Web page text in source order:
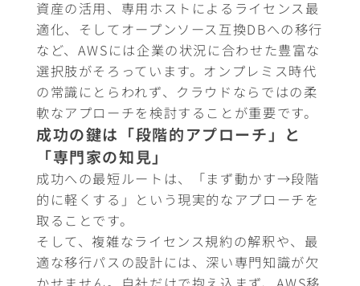
資産の活用、専用ホストによるライセンス最
適化、そしてオープンソース互換DBへの移行
など、AWSには企業の状況に合わせた豊富な
選択肢がそろっています。オンプレミス時代
の常識にとらわれず、クラウドならではの柔
軟なアプローチを検討することが重要です。
成功の鍵は「段階的アプローチ」と
「専門家の知見」
成功への最短ルートは、「まず動かす→段階
的に軽くする」という現実的なアプローチを
取ることです。
そして、複雑なライセンス規約の解釈や、最
適な移行パスの設計には、深い専門知識が欠